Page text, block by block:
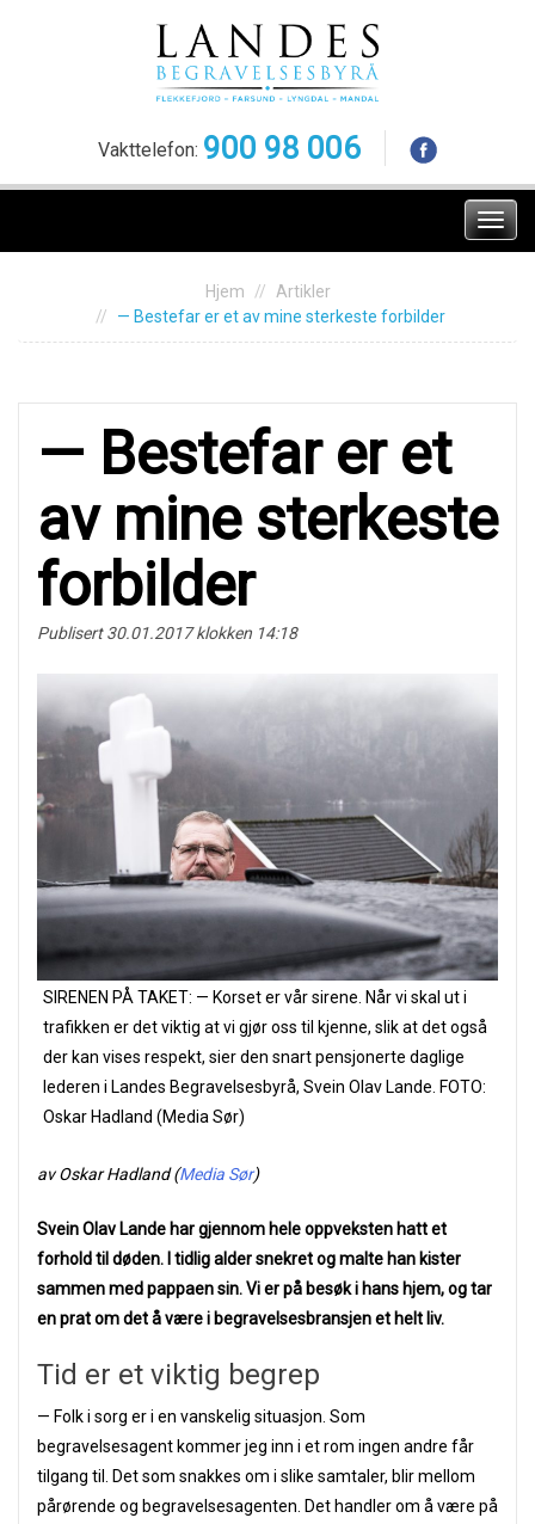
Vakttelefon: 900 98 006
Meny
Hjem
Artikler
— Bestefar er et av mine sterkeste forbilder
— Bestefar er et
av mine sterkeste
forbilder
Publisert 30.01.2017 klokken 14:18
SIRENEN PÅ TAKET: — Korset er vår sirene. Når vi skal ut i
trafikken er det viktig at vi gjør oss til kjenne, slik at det også
der kan vises respekt, sier den snart pensjonerte daglige
lederen i Landes Begravelsesbyrå, Svein Olav Lande. FOTO:
Oskar Hadland (Media Sør)
av Oskar Hadland (Media Sør)
Svein Olav Lande har gjennom hele oppveksten hatt et
forhold til døden. I tidlig alder snekret og malte han kister
sammen med pappaen sin. Vi er på besøk i hans hjem, og tar
en prat om det å være i begravelsesbransjen et helt liv.
Tid er et viktig begrep
— Folk i sorg er i en vanskelig situasjon. Som
begravelsesagent kommer jeg inn i et rom ingen andre får
tilgang til. Det som snakkes om i slike samtaler, blir mellom
pårørende og begravelsesagenten. Det handler om å være på